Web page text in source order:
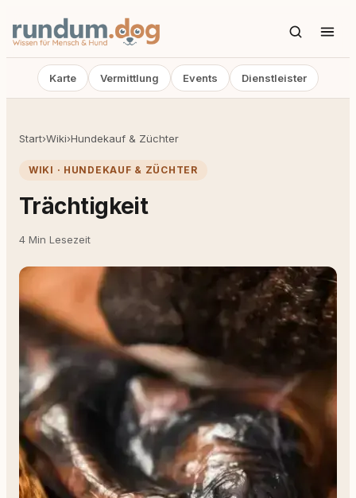
Karte Vermittlung Events Dienstleister
Start›Wiki›Hundekauf & Züchter
WIKI · HUNDEKAUF & ZÜCHTER
Trächtigkeit
4 Min Lesezeit